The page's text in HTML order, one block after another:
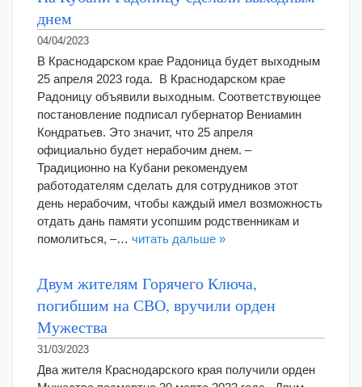
днем
04/04/2023
В Краснодарском крае Радоница будет выходным
25 апреля 2023 года. В Краснодарском крае
Радоницу объявили выходным. Соответствующее
постановление подписал губернатор Вениамин
Кондратьев. Это значит, что 25 апреля
официально будет нерабочим днем. –
Традиционно на Кубани рекомендуем
работодателям сделать для сотрудников этот
день нерабочим, чтобы каждый имел возможность
отдать дань памяти усопшим родственникам и
помолиться, –… читать дальше »
Двум жителям Горячего Ключа,
погибшим на СВО, вручили орден
Мужества
31/03/2023
Два жителя Краснодарского края получили орден